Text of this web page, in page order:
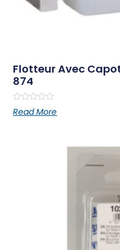
Flotteur Avec
874
Rated
0
Read More